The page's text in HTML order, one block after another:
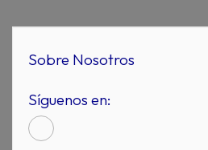
Sobre Nosotros
Síguenos en: